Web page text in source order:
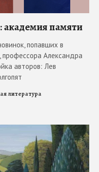
академия памяти
попавших в
профессора Александра
авторов: Лев
литература